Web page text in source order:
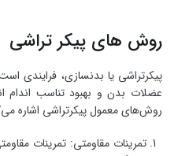
روش های پیکر تراشی
پیکرتراشی یا بدنسازی، فرایندی
عضلات بدن و بهبود تناسب اندام
روش‌های معمول پیکرتراشی اشاره
تمرینات مقاومتی: تمرینات